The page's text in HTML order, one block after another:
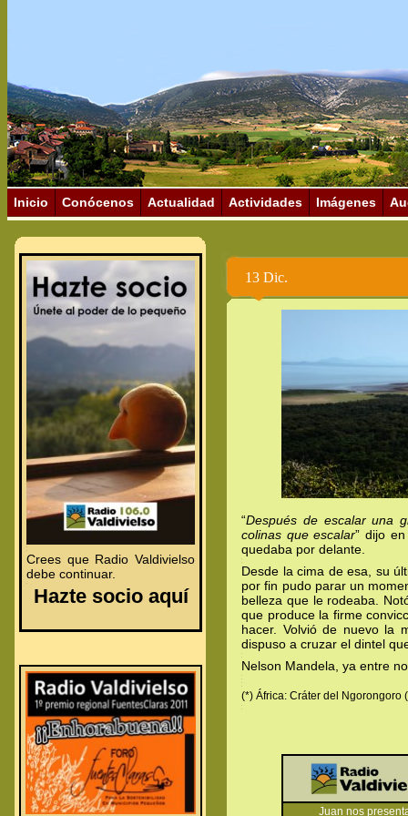
Inicio Conócenos Actualidad Actividades Imágenes
.
.
Crees que Radio Valdivielso
debe continuar.
.
Hazte socio aquí
13 Dic.
“Después de escalar una
colinas que escalar” dijo
quedaba por delante.
.
.
Desde la cima de esa, su
por fin pudo parar un
belleza que le rodeaba.
que produce la firme
hacer. Volvió de nuevo la
dispuso a cruzar el dintel
.
.
Nelson Mandela, ya entre
.
.
.
.
(*) África: Cráter del Ngorongoro
.
.
Juan nos